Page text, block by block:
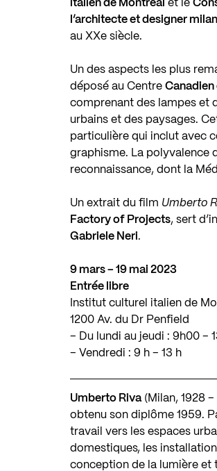
italien de Montréal et le
l’architecte et designer
au XXe siècle.
Un des aspects les plus
déposé au CentreCanadien
comprenant des lampes et
urbains et des paysages.
particulière qui inclut avec
graphisme. La polyvalence
reconnaissance, dont la
Un extrait du film Umberto
Factory of Projects, sert
Gabriele Neri.
9 mars – 19 mai 2023
Entrée libre
Institut culturel italien de
1200 Av. du Dr Penfield
– Du lundi au jeudi : 9h00 –
– Vendredi : 9 h – 13 h
Umberto Riva (Milan, 1928
obtenu son diplôme 1959.
travail vers les espaces
domestiques, les
conception de la lumière et